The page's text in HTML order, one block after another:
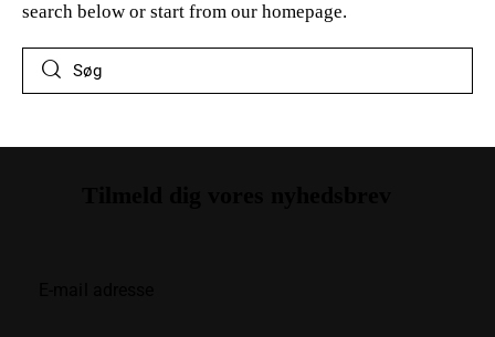
search below or start from our homepage.